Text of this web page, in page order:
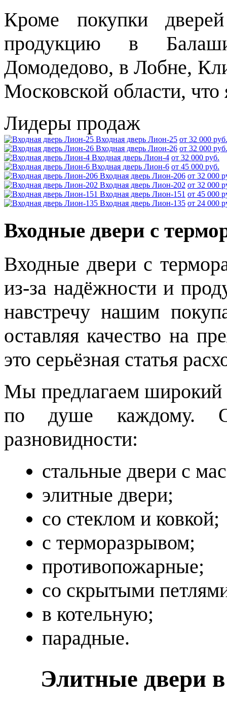
Кроме покупки
продукцию в
Домодедово, в Лобне,
Московской области,
Лидеры продаж
Входная дверь Лион-25 от 32 000 руб.
Входная дверь Лион-26 от 32 000 руб.
Входная дверь Лион-4 от 32 000 руб.
Входная дверь Лион-6 от 45 000 руб.
Входная дверь Лион-206 от 32 000
Входная дверь Лион-202 от 32 000
Входная дверь Лион-151 от 45 000
Входная дверь Лион-135 от 24 000
Входные двери с
Входные двери с
из-за надёжности и
навстречу нашим
оставляя качество на
это серьёзная статья
Мы предлагаем широкий
по душе каждому.
разновидности:
стальные двери с
элитные двери;
со стеклом и ковкой;
с терморазрывом;
противопожарные;
со скрытыми
в котельную;
парадные.
Элитные двери в